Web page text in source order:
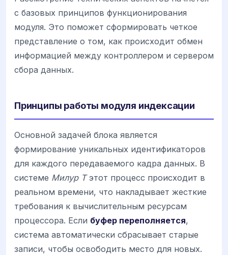
с базовых принципов функционирования
модуля. Это поможет сформировать четкое
представление о том, как происходит обмен
информацией между контроллером и сервером
сбора данных.
Принципы работы модуля индексации
Основной задачей блока является
формирование уникальных идентификаторов
для каждого передаваемого кадра данных. В
системе Милур Тэтот процесс происходит в
реальном времени, что накладывает жесткие
требования к вычислительным ресурсам
процессора. Если буфер переполняется,
система автоматически сбрасывает старые
записи, чтобы освободить место для новых.